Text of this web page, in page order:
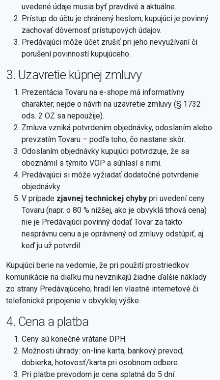
uvedené údaje musia byť pravdivé a aktuálne.
Prístup do účtu je chránený heslom; kupujúci je povinný
zachovať dôvernosť prístupových údajov.
Predávajúci môže účet zrušiť pri jeho nevyužívaní či
porušení povinností kupujúceho.
3. Uzavretie kúpnej zmluvy
Prezentácia Tovaru na e-shope má informatívny
charakter; nejde o návrh na uzavretie zmluvy (§ 1732
ods. 2 OZ sa nepoužije).
Zmluva vzniká potvrdením objednávky, odoslaním alebo
prevzatím Tovaru – podľa toho, čo nastane skôr.
Odoslaním objednávky kupujúci potvrdzuje, že sa
oboznámil s týmito VOP a súhlasí s nimi.
Predávajúci si môže vyžiadať dodatočné potvrdenie
objednávky.
V prípade zjavnej technickej chyby pri uvedení ceny
Tovaru (napr. o 80 % nižšej, ako je obvyklá trhová cena)
nie je Predávajúci povinný dodať Tovar za takto
nesprávnu cenu a je oprávnený od zmluvy odstúpiť, aj
keď ju už potvrdil.
Kupujúci berie na vedomie, že pri použití prostriedkov
komunikácie na diaľku mu nevznikajú žiadne ďalšie náklady
zo strany Predávajúceho; hradí len vlastné internetové či
telefonické pripojenie v obvyklej výške.
4. Cena a platba
Ceny sú konečné vrátane DPH.
Možnosti úhrady: on-line karta, bankový prevod,
dobierka, hotovosť/karta pri osobnom odbere.
Pri platbe prevodom je cena splatná do 5 dní.